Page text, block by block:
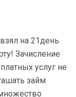
на 21день
Зачисление
услуг не
займ